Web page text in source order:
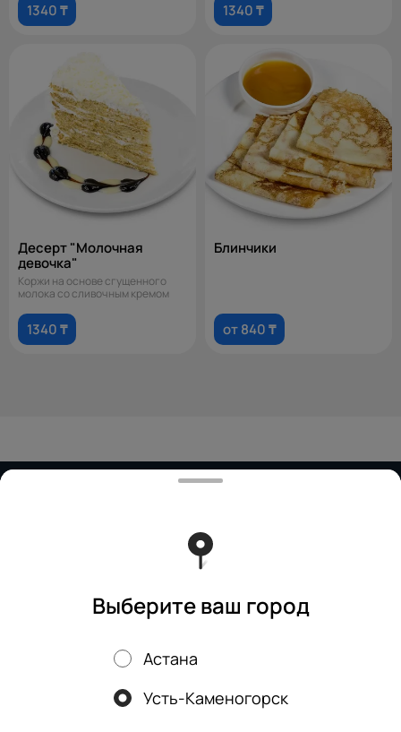
1340 ₸ 1340 ₸
Десерт "Молочная
девочка"
Коржи на основе сгущенного
молока со сливочным кремом
1340 ₸
Блинчики
от 840 ₸
Политика конфиденциальности
Акции, скидки, кэшбэк − в нашем приложении!
Выберите ваш город
Астана
Усть-Каменогорск